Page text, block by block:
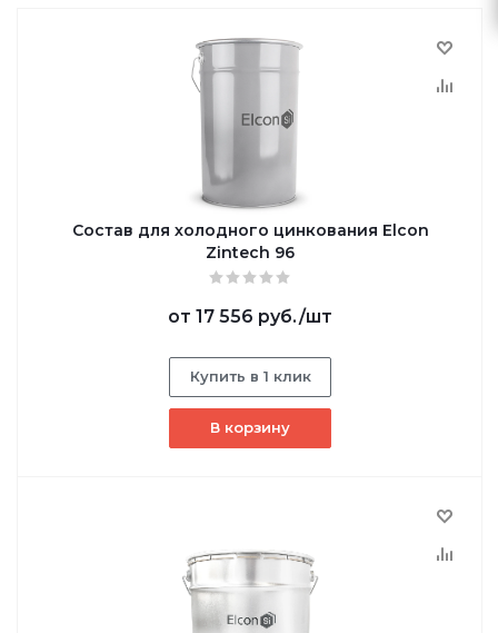
Состав для холодного цинкования Elcon
Zintech 96
от 17 556 руб./шт
Купить в 1 клик
В корзину